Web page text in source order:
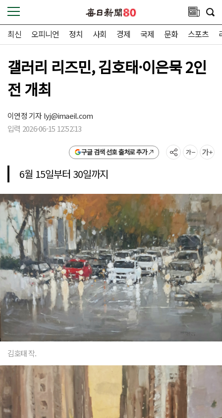
최신 오피니언 정치 사회 경제 국제 문화 스포츠
갤러리 리즈민, 김호태·이은묵 2인
전 개최
이연정 기자lyj@imaeil.com
입력 2026-06-15 12:52:13
구글 검색 선호 출처로 추가
6월 15일부터 30일까지
김호태 작.